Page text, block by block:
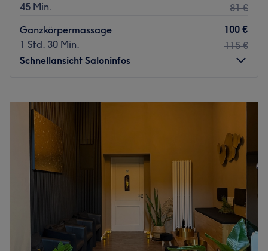
45 Min.
81 €
Ganzkörpermassage
1 Std. 30 Min.
100 €
115 €
Schnellansicht Saloninfos
Dienstag
Mittwoch
Donnerstag
22:00
Freitag
22:00
Samstag
08:00
22:00
Transparenz und Vertrauen spielen dabei eine große
Wer sich vorab ein genaueres Bild machen möchte, findet